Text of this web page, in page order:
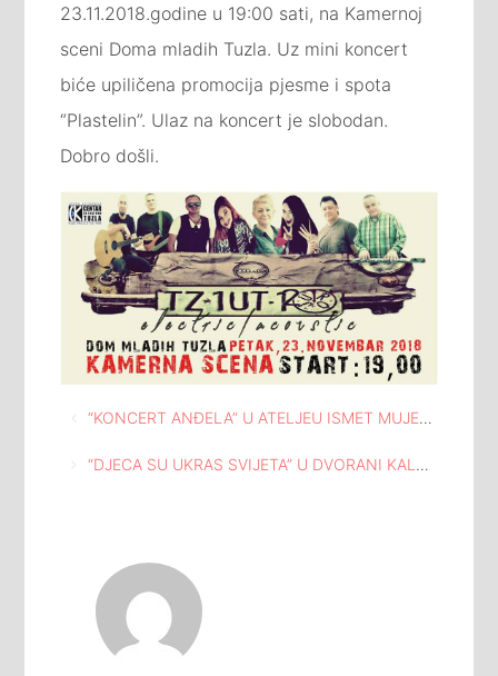
23.11.2018.godine u 19:00 sati, na Kamernoj
sceni Doma mladih Tuzla. Uz mini koncert
biće upiličena promocija pjesme i spota
“Plastelin”. Ulaz na koncert je slobodan.
Dobro došli.
Navigacija
članaka
“KONCERT ANĐELA” U ATELJEU ISMET MUJEZINOVIĆ TUZLA
“DJECA SU UKRAS SVIJETA” U DVORANI KALEIDOSKOP TUZLA